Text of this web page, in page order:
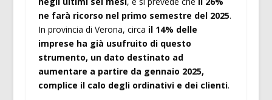
ne farà ricorso nel primo semestre del 2025.
In provincia di Verona, circa il 14% delle
imprese ha già usufruito di questo
strumento, un dato destinato ad
aumentare a partire da gennaio 2025,
complice il calo degli ordinativi e dei clienti.